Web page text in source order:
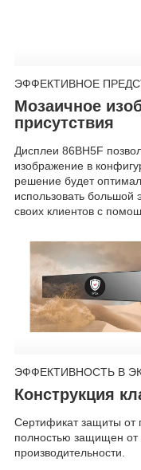
ЭФФЕКТИВНОЕ
Мозаичное
присутствия
Дисплеи 86BH5F
изображение в
решение будет
использовать большой
своих клиентов с
ЭФФЕКТИВНОСТЬ В
Конструкция
Сертификат защиты от
полностью защищен от
производительности.